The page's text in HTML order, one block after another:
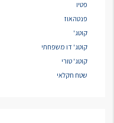
פטיו
פנטהאוז
קוטג'
קוטג' דו משפחתי
קוטג' טורי
שטח חקלאי